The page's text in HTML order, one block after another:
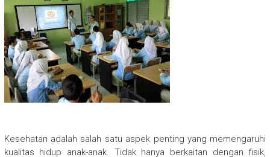
Kesehatan adalah salah satu aspek penting yang memengaruhi
kualitas hidup anak-anak. Tidak hanya berkaitan dengan fisik,